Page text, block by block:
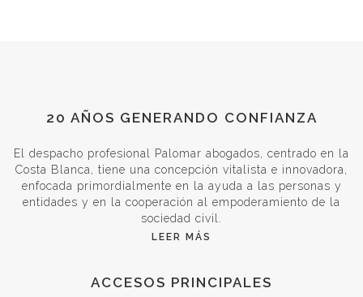
20 AÑOS GENERANDO CONFIANZA
El despacho profesional Palomar abogados, centrado en la
Costa Blanca, tiene una concepción vitalista e innovadora,
enfocada primordialmente en la ayuda a las personas y
entidades y en la cooperación al empoderamiento de la
sociedad civil.
LEER MÁS
ACCESOS PRINCIPALES